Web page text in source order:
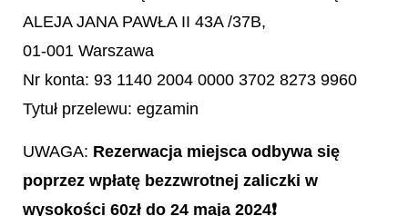
ALEJA JANA PAWŁA II 43A /37B,
01-001 Warszawa
Nr konta: 93 1140 2004 0000 3702 8273 9960
Tytuł przelewu: egzamin
UWAGA: Rezerwacja miejsca odbywa się
poprzez wpłatę bezzwrotnej zaliczki w
wysokości 60zł do 24 maja 2024❗️